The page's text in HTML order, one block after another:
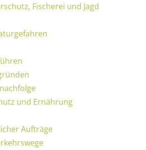
Fischerei und Jagd
und Ernährung
Aufträge